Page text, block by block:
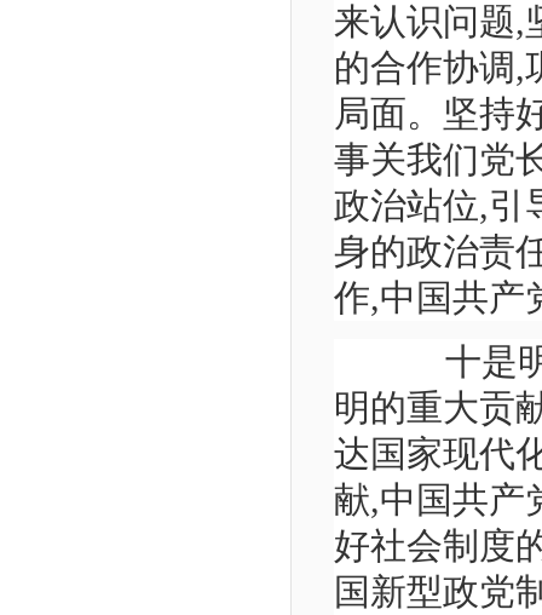
来认识问题,
的合作协调,
局面。坚持
事关我们党
政治站位,引
身的政治责
作,中国共产
十是明
明的重大贡
达国家现代
献,中国共产
好社会制度
国新型政党